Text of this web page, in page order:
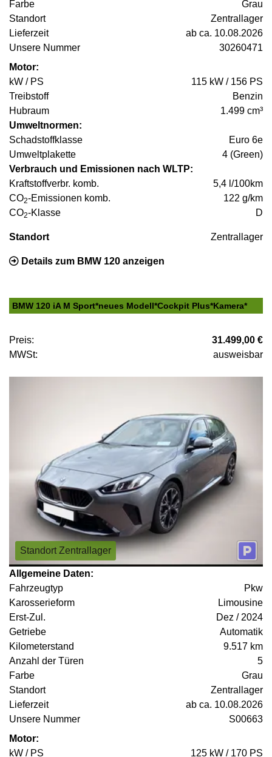
Farbe
Grau
Standort
Zentrallager
Lieferzeit
ab ca. 10.08.2026
Unsere Nummer
30260471
Motor:
kW / PS
115 kW / 156 PS
Treibstoff
Benzin
Hubraum
1.499 cm³
Umweltnormen:
Schadstoffklasse
Euro 6e
Umweltplakette
4 (Green)
Verbrauch und Emissionen nach WLTP:
Kraftstoffverbr. komb.
5,4 l/100km
CO2-Emissionen komb.
122 g/km
CO2-Klasse D
Standort Zentrallager
Details zum BMW 120 anzeigen
BMW 120 iA M Sport*neues Modell*Cockpit Plus*Kamera*
Preis:
31.499,00 €
MWSt:
ausweisbar
Standort Zentrallager
Allgemeine Daten:
Fahrzeugtyp
Pkw
Karosserieform
Limousine
Erst-Zul.
Dez / 2024
Getriebe
Automatik
Kilometerstand
9.517 km
Anzahl der Türen
5
Farbe
Grau
Standort
Zentrallager
Lieferzeit
ab ca. 10.08.2026
Unsere Nummer
S00663
Motor:
kW / PS
125 kW / 170 PS